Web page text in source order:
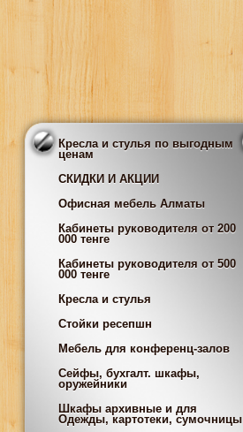
Кресла и стулья по выгодным
ценам
СКИДКИ И АКЦИИ
Офисная мебель Алматы
Кабинеты руководителя от 200
000 тенге
Кабинеты руководителя от 500
000 тенге
Кресла и стулья
Стойки ресепшн
Мебель для конференц-залов
Сейфы, бухгалт. шкафы,
оружейники
Шкафы архивные и для
Одежды, картотеки, сумочницы